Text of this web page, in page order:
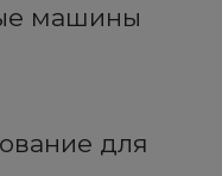
машины
для